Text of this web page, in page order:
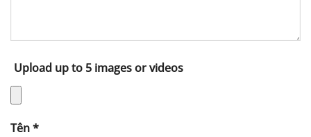
Upload up to 5 images or videos
Tên*